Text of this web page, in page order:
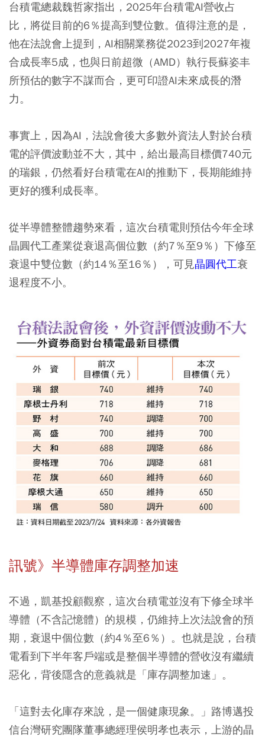
台積電總裁魏哲家指出，2025年台積電AI營收占
比，將從目前的6％提高到雙位數。值得注意的是，
他在法說會上提到，AI相關業務從2023到2027年複
合成長率5成，也與日前超微（AMD）執行長蘇姿丰
所預估的數字不謀而合，更可印證AI未來成長的潛
力。
事實上，因為AI，法說會後大多數外資法人對於台積
電的評價波動並不大，其中，給出最高目標價740元
的瑞銀，仍然看好台積電在AI的推動下，長期能維持
更好的獲利成長率。
從半導體整體趨勢來看，這次台積電則預估今年全球
晶圓代工產業從衰退高個位數（約7％至9％）下修至
衰退中雙位數（約14％至16％），可見晶圓代工衰
退程度不小。
訊號》半導體庫存調整加速
不過，凱基投顧觀察，這次台積電並沒有下修全球半
導體（不含記憶體）的規模，仍維持上次法說會的預
期，衰退中個位數（約4％至6％）。也就是說，台積
電看到下半年客戶端或是整個半導體的營收沒有繼續
惡化，背後隱含的意義就是「庫存調整加速」。
「這對去化庫存來說，是一個健康現象。」路博邁投
信台灣研究團隊董事總經理侯明孝也表示，上游的晶